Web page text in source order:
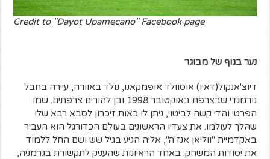
Credit to "Dayot Upamecano" Facebook page
נער בגוף של מבוגר
דיוצ'אנקול(דאיו) אוסוולד אופמקאנו, נולד באוורה, עיירה בחבל
נורמנדי שבצרפת באוקטובר 1998 ובן להורים צרפתים. שמו
הפרטי והדי קשה לביטוי, ניתן לו כאות זיכרון לסבא רבא שלו
שהלך לעולמו. את צעדיו הראשונים בעולם הכדורגל הוא העביר
באקדמיית "ווליאן אנז'ה", אליה הגיע בגיל שש ושם החל ללמוד
את יסודות המשחק. באחד הראיונות שהעניק לתקשורת בגרמניה,